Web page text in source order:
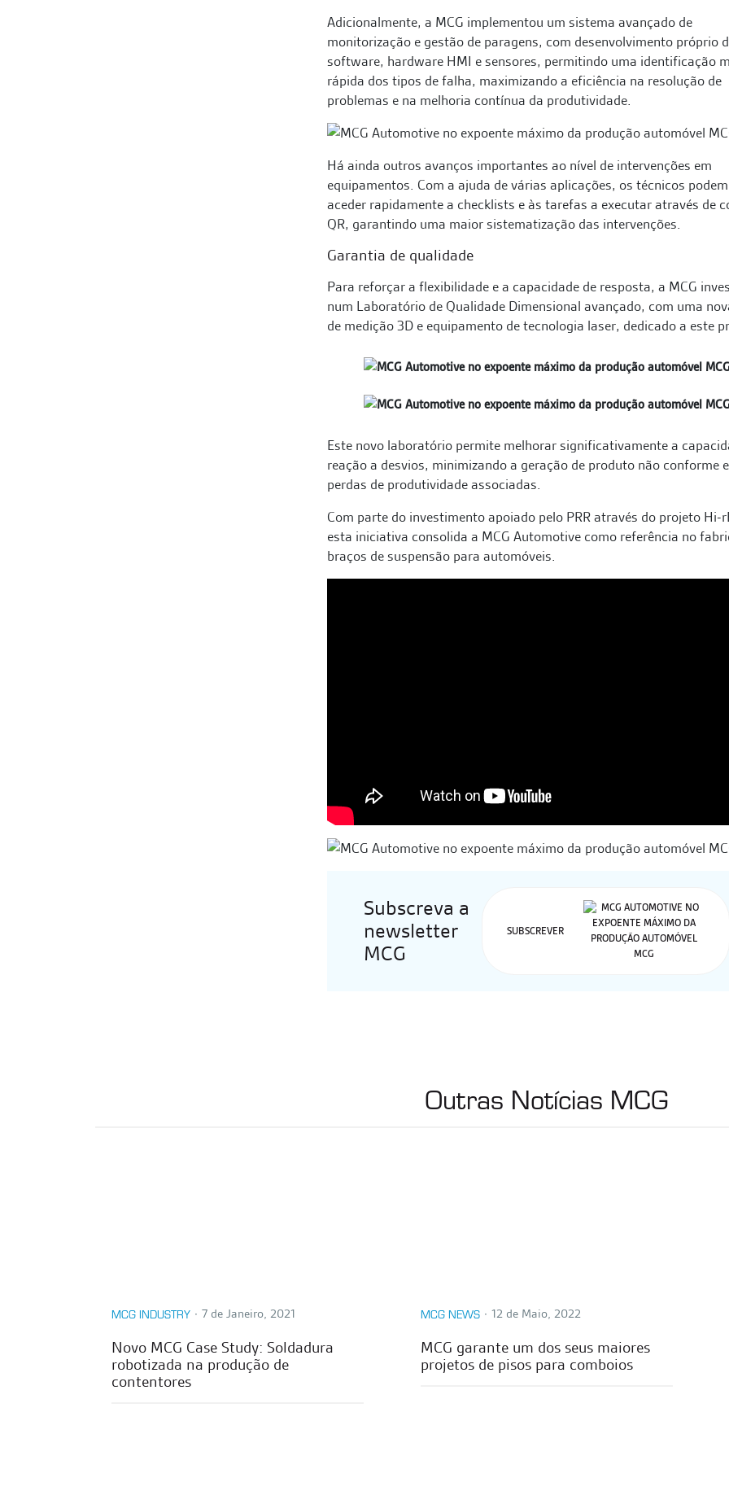
Adicionalmente, a MCG implementou um sistema avançado de
monitorização e gestão de paragens, com desenvolvimento próprio
software, hardware HMI e sensores, permitindo uma identificação
rápida dos tipos de falha, maximizando a eficiência na resolução de
problemas e na melhoria contínua da produtividade.
Há ainda outros avanços importantes ao nível de intervenções em
equipamentos. Com a ajuda de várias aplicações, os técnicos podem
aceder rapidamente a checklists e às tarefas a executar através de
QR, garantindo uma maior sistematização das intervenções.
Garantia de qualidade
Para reforçar a flexibilidade e a capacidade de resposta, a MCG
num Laboratório de Qualidade Dimensional avançado, com uma
de medição 3D e equipamento de tecnologia laser, dedicado a este
Este novo laboratório permite melhorar significativamente a
reação a desvios, minimizando a geração de produto não conforme
perdas de produtividade associadas.
Com parte do investimento apoiado pelo PRR através do projeto Hi-
esta iniciativa consolida a MCG Automotive como referência no
braços de suspensão para automóveis.
Subscreva a
newsletter
MCG
SUBSCREVER
Outras Notícias MCG
MCG INDUSTRY ∙ 7 de Janeiro, 2021
Novo MCG Case Study: Soldadura
robotizada na produção de
contentores
MCG NEWS ∙ 12 de Maio, 2022
MCG garante um dos seus maiores
projetos de pisos para comboios